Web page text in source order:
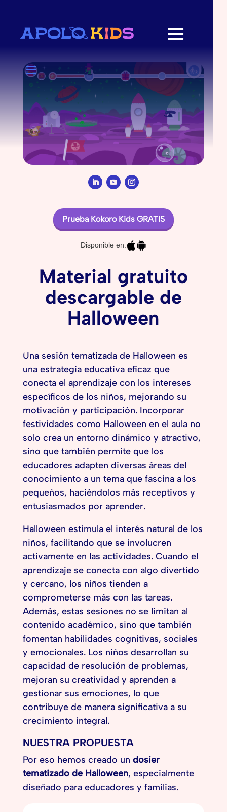
Prueba Kokoro Kids GRATIS
Disponible en:
Material gratuito
descargable de
Halloween
Una sesión tematizada de Halloween es
una estrategia educativa eficaz que
conecta el aprendizaje con los intereses
específicos de los niños, mejorando su
motivación y participación. Incorporar
festividades como Halloween en el aula no
solo crea un entorno dinámico y atractivo,
sino que también permite que los
educadores adapten diversas áreas del
conocimiento a un tema que fascina a los
pequeños, haciéndolos más receptivos y
entusiasmados por aprender.
Halloween estimula el interés natural de los
niños, facilitando que se involucren
activamente en las actividades. Cuando el
aprendizaje se conecta con algo divertido
y cercano, los niños tienden a
comprometerse más con las tareas.
Además, estas sesiones no se limitan al
contenido académico, sino que también
fomentan habilidades cognitivas, sociales
y emocionales. Los niños desarrollan su
capacidad de resolución de problemas,
mejoran su creatividad y aprenden a
gestionar sus emociones, lo que
contribuye de manera significativa a su
crecimiento integral.
NUESTRA PROPUESTA
Por eso hemos creado un dosier
tematizado de Halloween, especialmente
diseñado para educadores y familias.